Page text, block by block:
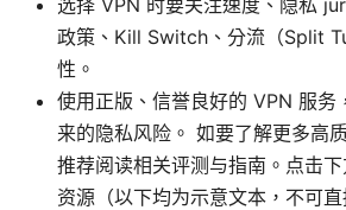
政策、Kill Switch、分流（Split
性。
使用正版、信誉良好的 VPN 服务
来的隐私风险。 如要了解更多高
推荐阅读相关评测与指南。点击
资源（以下均为示意文本，不可